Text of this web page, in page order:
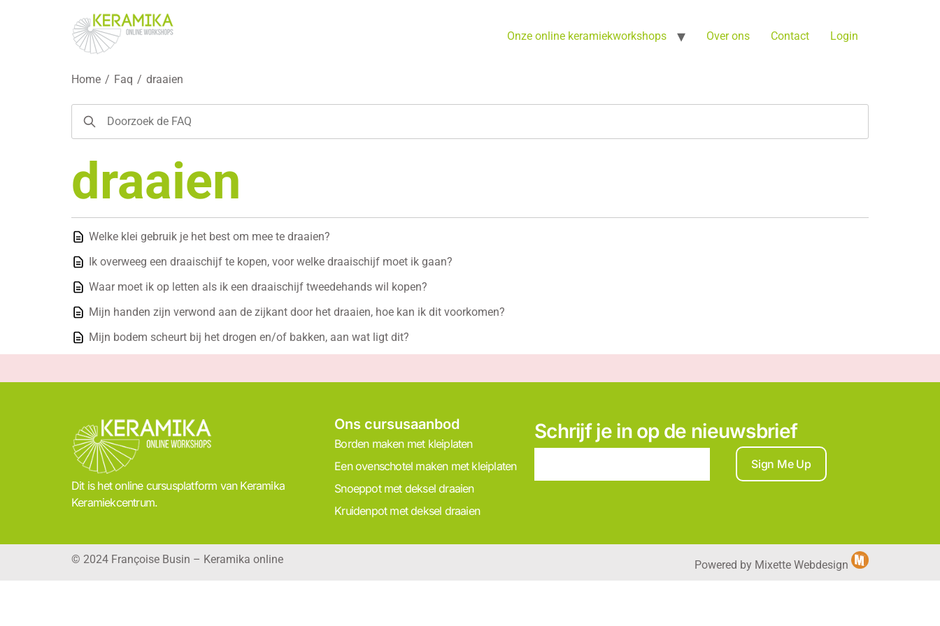
Onze online keramiekworkshops Over ons Contact Login
Home / Faq / draaien
draaien
Welke klei gebruik je het best om mee te draaien?
Ik overweeg een draaischijf te kopen, voor welke draaischijf moet ik gaan?
Waar moet ik op letten als ik een draaischijf tweedehands wil kopen?
Mijn handen zijn verwond aan de zijkant door het draaien, hoe kan ik dit voorkomen?
Mijn bodem scheurt bij het drogen en/of bakken, aan wat ligt dit?
Dit is het online cursusplatform van Keramika
Keramiekcentrum.
Ons cursusaanbod
Borden maken met kleiplaten
Een ovenschotel maken met kleiplaten
Snoeppot met deksel draaien
Kruidenpot met deksel draaien
Schrijf je in op de nieuwsbrief
Sign Me Up
© 2024 Françoise Busin – Keramika online Powered by Mixette Webdesign